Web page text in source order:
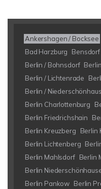
Ankershagen / Bocksee
Bad Harzburg
Bensdorf
Berlin / Bohnsdorf
Berlin / Lichtenrade
Berlin /
Berlin Charlottenburg
Berlin Friedrichshain
Berlin Kreuzberg
Berlin
Berlin Lichtenberg
Berlin Mahlsdorf Berlin
Berlin
Berlin Pankow Berlin